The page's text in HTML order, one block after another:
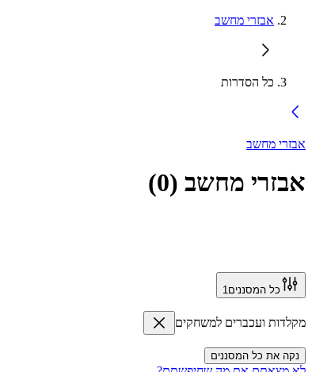
אבזרי מחשב
כל הסדרות
אבזרי מחשב
אבזרי מחשב (
0
)
כל המסננים 1
מקלדות ועכברים למשחקים
נקה את כל המסננים